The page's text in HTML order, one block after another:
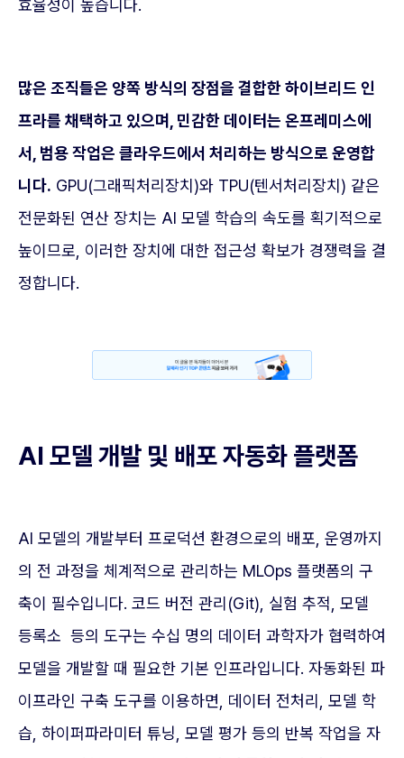
효율성이 높습니다.
많은 조직들은 양쪽 방식의 장점을 결합한 하이브리드 인
프라를 채택하고 있으며, 민감한 데이터는 온프레미스에
서, 범용 작업은 클라우드에서 처리하는 방식으로 운영합
니다. GPU(그래픽처리장치)와 TPU(텐서처리장치) 같은
전문화된 연산 장치는 AI 모델 학습의 속도를 획기적으로
높이므로, 이러한 장치에 대한 접근성 확보가 경쟁력을 결
정합니다.
AI 모델 개발 및 배포 자동화 플랫폼
AI 모델의 개발부터 프로덕션 환경으로의 배포, 운영까지
의 전 과정을 체계적으로 관리하는 MLOps 플랫폼의 구
축이 필수입니다. 코드 버전 관리(Git), 실험 추적, 모델
등록소 등의 도구는 수십 명의 데이터 과학자가 협력하여
모델을 개발할 때 필요한 기본 인프라입니다. 자동화된 파
이프라인 구축 도구를 이용하면, 데이터 전처리, 모델 학
습, 하이퍼파라미터 튜닝, 모델 평가 등의 반복 작업을 자